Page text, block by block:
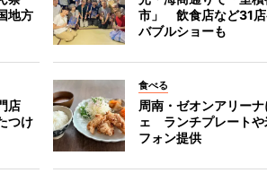
地方
市」 飲食店など31店
バブルショーも
店
つけ
食べる
周南・ゼオンアリーナ
ェ ランチプレートや
フォン提供